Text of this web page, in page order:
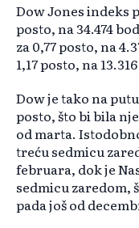
Dow Jones indeks
posto, na 34.474
za 0,77 posto, na
1,17 posto, na
Dow je tako na
posto, što bi bila
od marta.
treću sedmicu
februara, dok je
sedmicu zaredom,
pada još od